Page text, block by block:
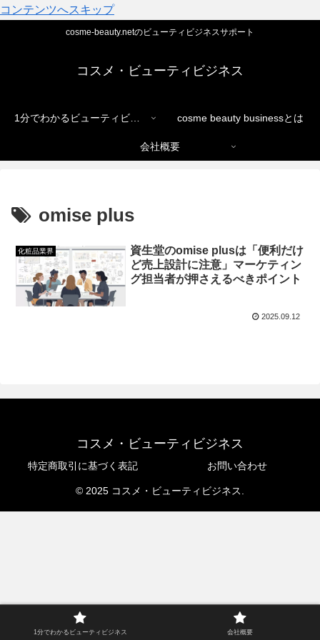
コンテンツへスキップ
cosme-beauty.netのビューティビジネスサポート
コスメ・ビューティビジネス
1分でわかるビューティビジネス cosme beauty businessとは
会社概要
omise plus
化粧品業界
資生堂のomise plusは「便利だけ
ど売上設計に注意」マーケティン
グ担当者が押さえるべきポイント
2025.09.12
コスメ・ビューティビジネス
特定商取引に基づく表記 お問い合わせ
© 2025 コスメ・ビューティビジネス.
1分でわかるビューティビジネス 会社概要